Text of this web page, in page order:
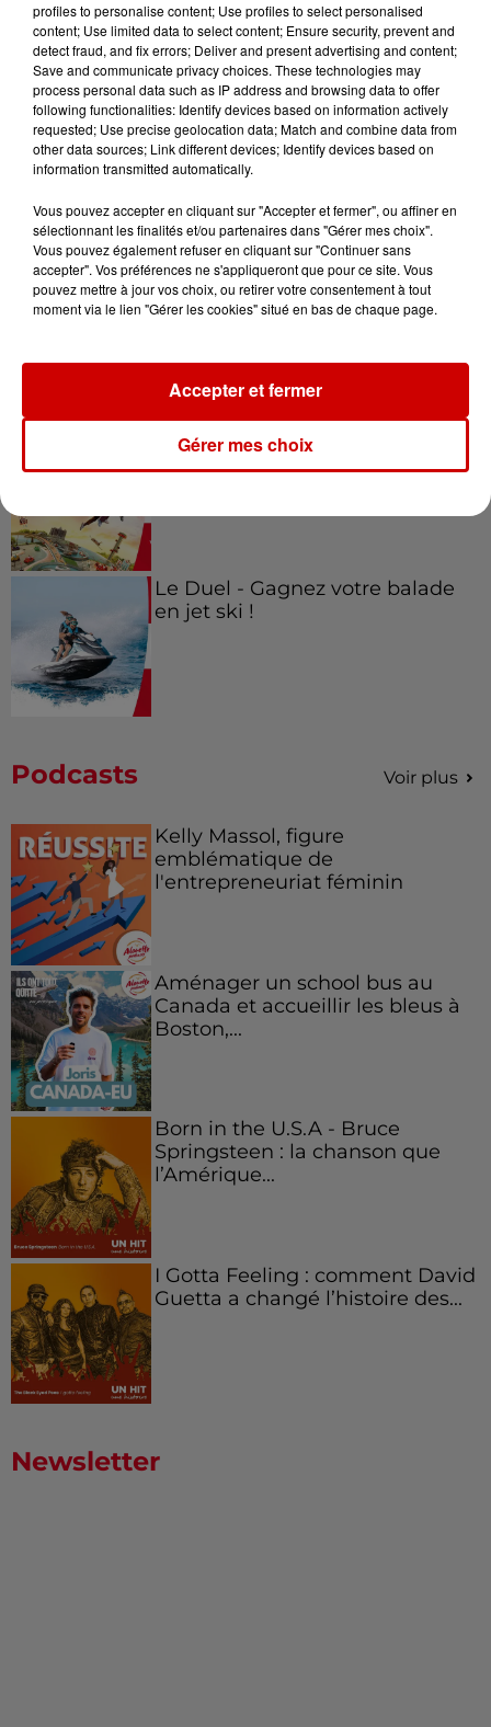
Jeux Voir plus
Gagnez vos places pour le
Festival du Roi Arthur 2026 !
Gagnez vos entrées pour le
Musée du Sport Automobile au
Alouette vous invite à
Futuroscope Xperiences !
Le Duel - Gagnez votre balade
en jet ski !
Podcasts Voir plus
Kelly Massol, figure
emblématique de
l'entrepreneuriat féminin
Aménager un school bus au
Canada et accueillir les bleus à
Boston,...
Born in the U.S.A - Bruce
Springsteen : la chanson que
l’Amérique...
I Gotta Feeling : comment David
Guetta a changé l’histoire des...
Newsletter
profiles to personalise content; Use profiles to select personalised
content; Use limited data to select content; Ensure security, prevent and
detect fraud, and fix errors; Deliver and present advertising and content;
Save and communicate privacy choices. These technologies may
process personal data such as IP address and browsing data to offer
following functionalities: Identify devices based on information actively
requested; Use precise geolocation data; Match and combine data from
other data sources; Link different devices; Identify devices based on
information transmitted automatically.
Vous pouvez accepter en cliquant sur "Accepter et fermer", ou affiner en
sélectionnant les finalités et/ou partenaires dans "Gérer mes choix".
Vous pouvez également refuser en cliquant sur "Continuer sans
accepter". Vos préférences ne s'appliqueront que pour ce site. Vous
pouvez mettre à jour vos choix, ou retirer votre consentement à tout
moment via le lien "Gérer les cookies" situé en bas de chaque page.
Gérer mes choix
Accepter et fermer